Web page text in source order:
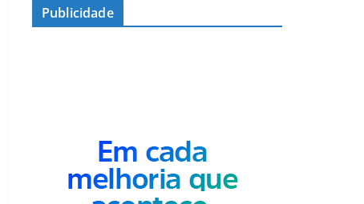
Publicidade